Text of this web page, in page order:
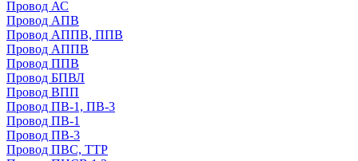
Провод АС
Провод АПВ
Провод АППВ, ППВ
Провод АППВ
Провод ППВ
Провод БПВЛ
Провод ВПП
Провод ПВ-1, ПВ-3
Провод ПВ-1
Провод ПВ-3
Провод ПВС, ТТР